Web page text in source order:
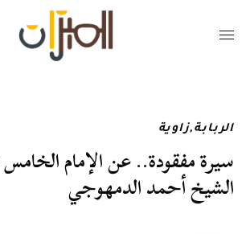
الربابة,زاوية
سيرة مفقودة.. عن الإمام
الشيخ أحمد الدمهوجي